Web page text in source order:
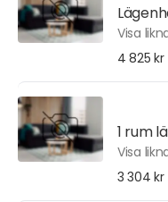
Visa
4 825 kr
1 rum
Visa
3 304 kr